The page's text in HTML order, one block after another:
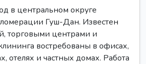
в центральном округе
Гуш-Дан. Известен
торговыми центрами и
востребованы в офисах,
отелях и частных домах. Работа